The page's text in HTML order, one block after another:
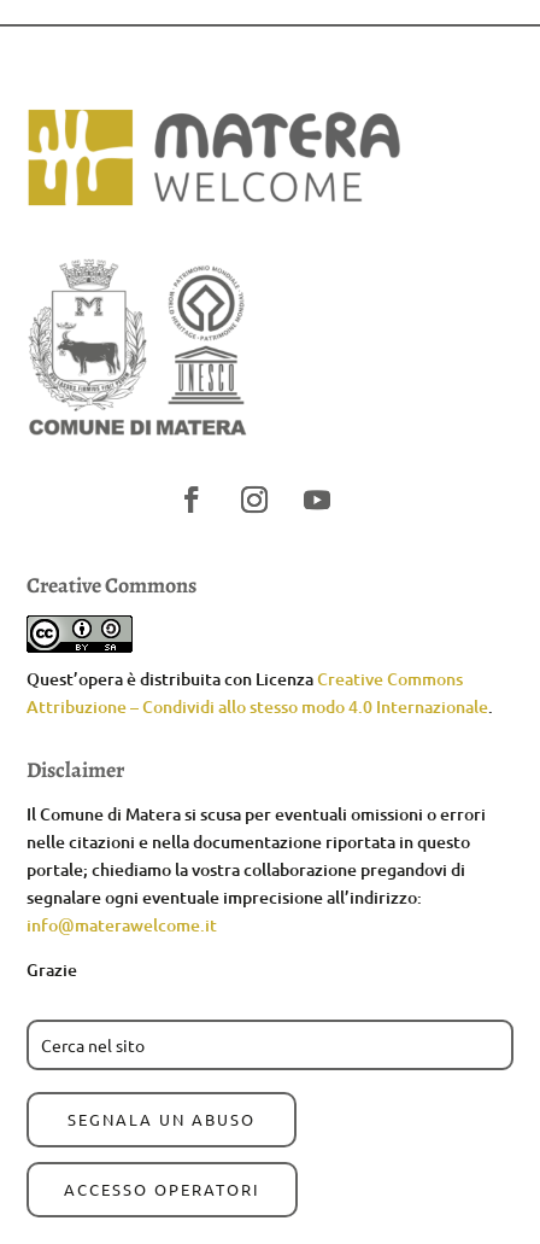
Creative Commons
Quest’opera è distribuita con LicenzaCreative Commons
Attribuzione – Condividi allo stesso modo 4.0 Internazionale.
Disclaimer
Il Comune di Matera si scusa per eventuali omissioni o errori
nelle citazioni e nella documentazione riportata in questo
portale; chiediamo la vostra collaborazione pregandovi di
segnalare ogni eventuale imprecisione all’indirizzo:
info@materawelcome.it
Grazie
SEGNALA UN ABUSO
ACCESSO OPERATORI